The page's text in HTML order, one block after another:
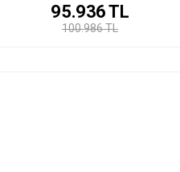
100.986 TL
95.936TL